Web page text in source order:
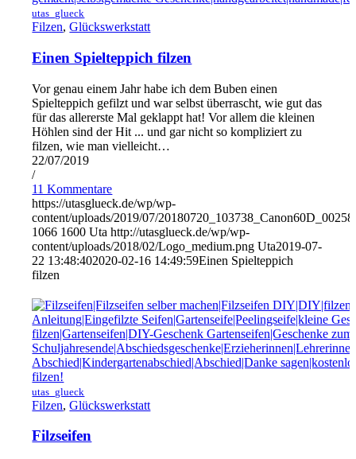
utas_glueck
Filzen,Glückswerkstatt
Einen Spielteppich filzen
Vor genau einem Jahr habe ich dem Buben einen
Spielteppich gefilzt und war selbst überrascht, wie gut das
für das allererste Mal geklappt hat! Vor allem die kleinen
Höhlen sind der Hit ... und gar nicht so kompliziert zu
filzen, wie man vielleicht…
22/07/2019
/
11 Kommentare
https://utasglueck.de/wp/wp-
content/uploads/2019/07/
1066 1600 Uta http://utasglueck.de/wp/wp-
content/uploads/2018/02/Logo_medium.png Uta2019-07-
22 13:48:402020-02-16 14:49:59Einen Spielteppich
filzen
utas_glueck
Filzen,Glückswerkstatt
Filzseifen